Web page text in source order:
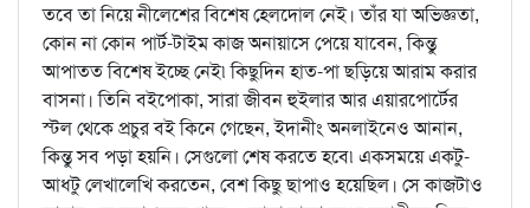
তবে তা নিয়ে নীলেশের বিশেষ হেলদোল নেই। তাঁর যা অভিজ্ঞতা,
কোন না কোন পার্ট-টাইম কাজ অনায়াসে পেয়ে যাবেন, কিন্তু
আপাতত বিশেষ ইচ্ছে নেই৷ কিছুদিন হাত-পা ছড়িয়ে আরাম করার
বাসনা। তিনি বইপোকা, সারা জীবন হুইলার আর এয়ারপোর্টের
স্টল থেকে প্রচুর বই কিনে গেছেন, ইদানীং অনলাইনেও আনান,
কিন্তু সব পড়া হয়নি। সেগুলো শেষ করতে হবে৷ একসময়ে একটু-
আধটু লেখালেখি করতেন, বেশ কিছু ছাপাও হয়েছিল। সে কাজটাও